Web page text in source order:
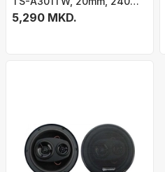
zi
5,290 MKD.